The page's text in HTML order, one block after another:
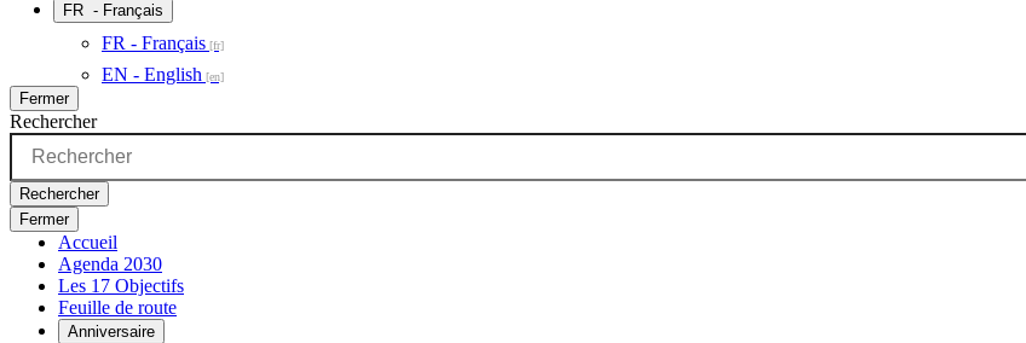
FR - Français
FR - Français
EN - English
Fermer
Rechercher
Rechercher
Fermer
Accueil
Agenda 2030
Les 17 Objectifs
Feuille de route
Anniversaire